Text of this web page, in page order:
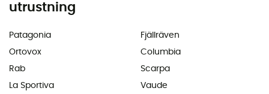
utrustning
Patagonia
Ortovox
Rab
La Sportiva
Fjällräven
Columbia
Scarpa
Vaude